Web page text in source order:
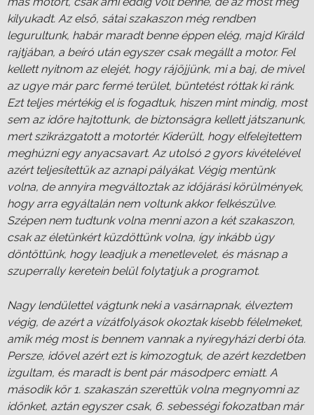
kilyukadt. Az első, sátai szakaszon még rendben
legurultunk, habár maradt benne éppen elég, majd Királd
rajtjában, a beíró után egyszer csak megállt a motor. Fel
kellett nyitnom az elejét, hogy rájöjjünk, mi a baj, de mivel
az ugye már parc fermé terület, büntetést róttak ki ránk.
Ezt teljes mértékig el is fogadtuk, hiszen mint mindig, most
sem az időre hajtottunk, de biztonságra kellett játszanunk,
mert szikrázgatott a motortér. Kiderült, hogy elfelejtettem
meghúzni egy anyacsavart. Az utolsó 2 gyors kivételével
azért teljesítettük az aznapi pályákat. Végig mentünk
volna, de annyira megváltoztak az időjárási körülmények,
hogy arra egyáltalán nem voltunk akkor felkészülve.
Szépen nem tudtunk volna menni azon a két szakaszon,
csak az életünkért küzdöttünk volna, így inkább úgy
döntöttünk, hogy leadjuk a menetlevelet, és másnap a
szuperrally keretein belül folytatjuk a programot.
Nagy lendülettel vágtunk neki a vasárnapnak, élveztem
végig, de azért a vízátfolyások okoztak kisebb félelmeket,
amik még most is bennem vannak a nyíregyházi derbi óta.
Persze, idővel azért ezt is kimozogtuk, de azért kezdetben
izgultam, és maradt is bent pár másodperc emiatt. A
második kör 1. szakaszán szerettük volna megnyomni az
időnket, aztán egyszer csak, 6. sebességi fokozatban már